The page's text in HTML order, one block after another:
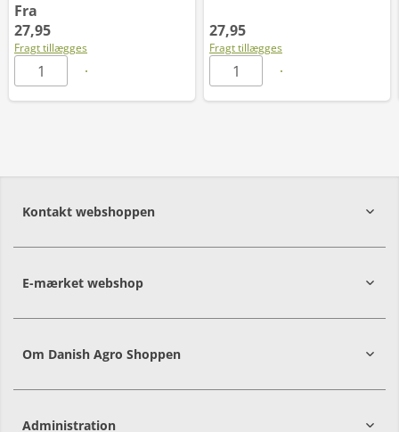
Fra
27,95
Fragt tillægges
27,95
Fragt tillægges
Kontakt webshoppen
E-mærket webshop
Om Danish Agro Shoppen
Administration